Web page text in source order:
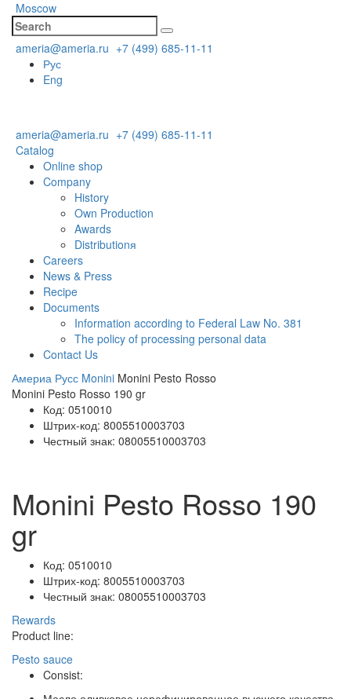
Moscow
ameria@ameria.ru +7 (499) 685-11-11
Рус
Eng
ameria@ameria.ru +7 (499) 685-11-11
Catalog
Online shop
Company
History
Own Production
Awards
Distributionя
Careers
News & Press
Recipe
Documents
Information according to Federal Law No. 381
The policy of processing personal data
Contact Us
Америа Русс Monini Monini Pesto Rosso
Monini Pesto Rosso 190 gr
Код: 0510010
Штрих-код: 8005510003703
Честный знак: 08005510003703
Monini Pesto Rosso 190
gr
Код: 0510010
Штрих-код: 8005510003703
Честный знак: 08005510003703
Rewards
Product line:
Pesto sauce
Consist: